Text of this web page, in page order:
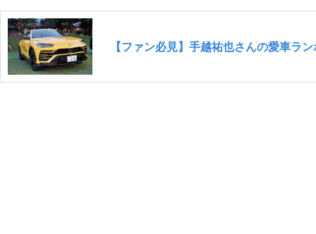
【ファン必見】手越祐也さんの愛車ラ